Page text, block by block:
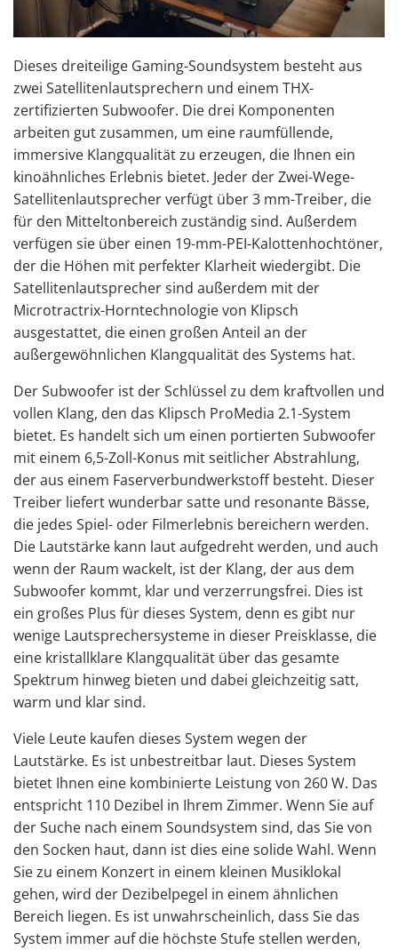
Dieses dreiteilige Gaming-Soundsystem besteht aus
zwei Satellitenlautsprechern und einem THX-
zertifizierten Subwoofer. Die drei Komponenten
arbeiten gut zusammen, um eine raumfüllende,
immersive Klangqualität zu erzeugen, die Ihnen ein
kinoähnliches Erlebnis bietet. Jeder der Zwei-Wege-
Satellitenlautsprecher verfügt über 3 mm-Treiber, die
für den Mitteltonbereich zuständig sind. Außerdem
verfügen sie über einen 19-mm-PEI-Kalottenhochtöner,
der die Höhen mit perfekter Klarheit wiedergibt. Die
Satellitenlautsprecher sind außerdem mit der
Microtractrix-Horntechnologie von Klipsch
ausgestattet, die einen großen Anteil an der
außergewöhnlichen Klangqualität des Systems hat.
Der Subwoofer ist der Schlüssel zu dem kraftvollen und
vollen Klang, den das Klipsch ProMedia 2.1-System
bietet. Es handelt sich um einen portierten Subwoofer
mit einem 6,5-Zoll-Konus mit seitlicher Abstrahlung,
der aus einem Faserverbundwerkstoff besteht. Dieser
Treiber liefert wunderbar satte und resonante Bässe,
die jedes Spiel- oder Filmerlebnis bereichern werden.
Die Lautstärke kann laut aufgedreht werden, und auch
wenn der Raum wackelt, ist der Klang, der aus dem
Subwoofer kommt, klar und verzerrungsfrei. Dies ist
ein großes Plus für dieses System, denn es gibt nur
wenige Lautsprechersysteme in dieser Preisklasse, die
eine kristallklare Klangqualität über das gesamte
Spektrum hinweg bieten und dabei gleichzeitig satt,
warm und klar sind.
Viele Leute kaufen dieses System wegen der
Lautstärke. Es ist unbestreitbar laut. Dieses System
bietet Ihnen eine kombinierte Leistung von 260 W. Das
entspricht 110 Dezibel in Ihrem Zimmer. Wenn Sie auf
der Suche nach einem Soundsystem sind, das Sie von
den Socken haut, dann ist dies eine solide Wahl. Wenn
Sie zu einem Konzert in einem kleinen Musiklokal
gehen, wird der Dezibelpegel in einem ähnlichen
Bereich liegen. Es ist unwahrscheinlich, dass Sie das
System immer auf die höchste Stufe stellen werden,